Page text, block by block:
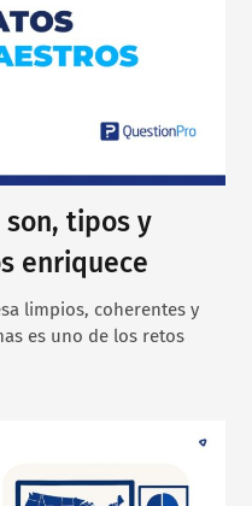
tipos y
enriquece
limpios, coherentes y
es uno de los retos